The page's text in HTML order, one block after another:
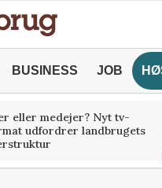
BUSINESS JOB
eller medejer? Nyt tv-
udfordrer landbrugets